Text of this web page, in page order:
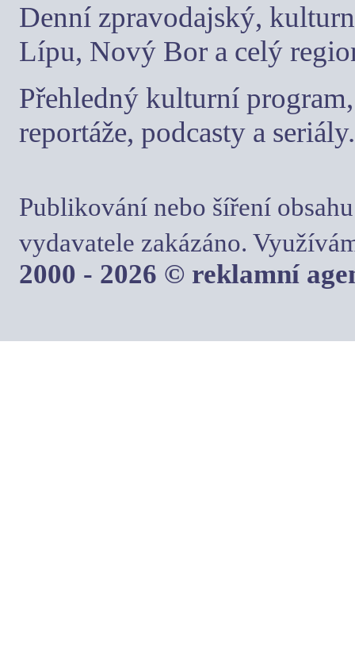
Denní zpravodajský,
Lípu, Nový Bor a celý
Přehledný kulturní
reportáže, podcasty a seriály.
Publikování nebo šíření
vydavatele zakázáno.
2000 - 2026 © reklamní